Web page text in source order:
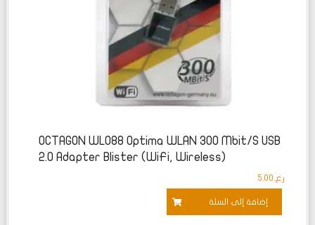
OCTAGON WL088 Optima WLAN 300 Mbit/s USB
2.0 Adapter Blister (WiFi, Wireless)
ر.ع. 5.00
إضافة إلى السلة